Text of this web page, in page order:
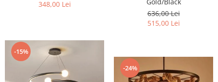
348,00 Lei
636,00 Lei
515,00 Lei
-15%
-24%